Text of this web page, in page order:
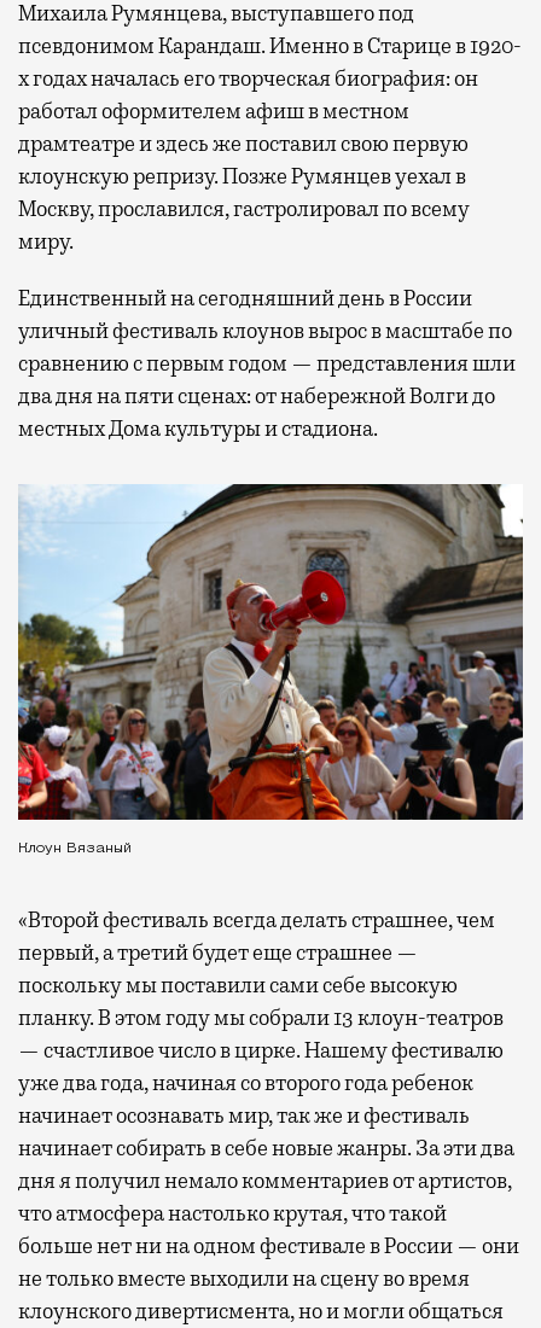
Михаила Румянцева, выступавшего под
псевдонимом Карандаш. Именно в Старице в 1920-
х годах началась его творческая биография: он
работал оформителем афиш в местном
драмтеатре и здесь же поставил свою первую
клоунскую репризу. Позже Румянцев уехал в
Москву, прославился, гастролировал по всему
миру.
Единственный на сегодняшний день в России
уличный фестиваль клоунов вырос в масштабе по
сравнению с первым годом — представления шли
два дня на пяти сценах: от набережной Волги до
местных Дома культуры и стадиона.
Клоун Вязаный
«Второй фестиваль всегда делать страшнее, чем
первый, а третий будет еще страшнее —
поскольку мы поставили сами себе высокую
планку. В этом году мы собрали 13 клоун-театров
— счастливое число в цирке. Нашему фестивалю
уже два года, начиная со второго года ребенок
начинает осознавать мир, так же и фестиваль
начинает собирать в себе новые жанры. За эти два
дня я получил немало комментариев от артистов,
что атмосфера настолько крутая, что такой
больше нет ни на одном фестивале в России — они
не только вместе выходили на сцену во время
клоунского дивертисмента, но и могли общаться